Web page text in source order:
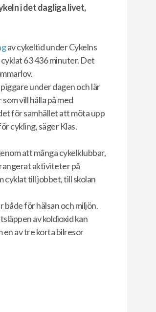
i det dagliga livet,
av cykeltid under Cykelns
63 436 minuter. Det
under dagen och lär
vill hålla på med
för samhället att möta upp
cykling, säger Klas.
att många cykelklubbar,
aktiviteter på
cyklat till jobbet, till skolan
för hälsan och miljön.
av koldioxid kan
en av tre korta bilresor